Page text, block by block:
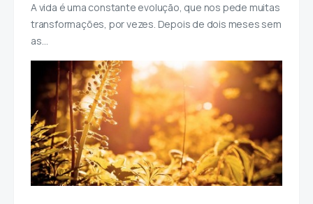
A vida é uma constante evolução, que nos pede muitas
transformações, por vezes. Depois de dois meses sem
as…